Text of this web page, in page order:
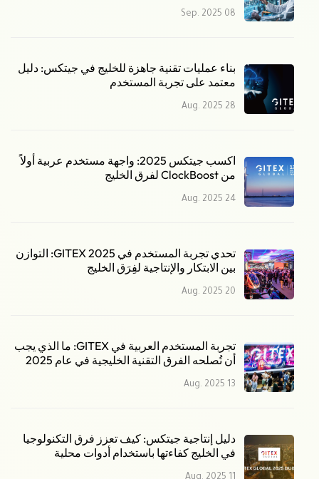
08 Sep. 2025
بناء عمليات تقنية جاهزة للخليج في جيتكس: دليل
معتمد على تجربة المستخدم
28 Aug. 2025
اكسب جيتكس 2025: واجهة مستخدم عربية أولاً
من ClockBoost لفرق الخليج
24 Aug. 2025
تحدي تجربة المستخدم في GITEX 2025: التوازن
بين الابتكار والإنتاجية لفِرَق الخليج
20 Aug. 2025
تجربة المستخدم العربية في GITEX: ما الذي يجب
أن تُصلحه الفرق التقنية الخليجية في عام 2025
13 Aug. 2025
دليل إنتاجية جيتكس: كيف تعزز فرق التكنولوجيا
في الخليج كفاءتها باستخدام أدوات محلية